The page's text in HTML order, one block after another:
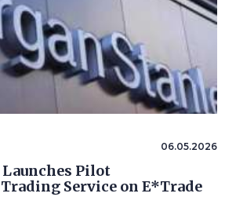
06.05.2026
Pilot
Service on E*Trade